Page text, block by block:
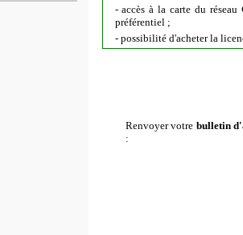
- accès à la carte du réseau
préférentiel ;
- possibilité d'acheter la
Renvoyer votre bulletin
: